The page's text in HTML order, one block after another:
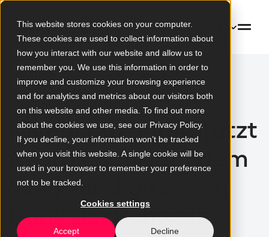
This website stores cookies on your computer.
These cookies are used to collect information about
how you interact with our website and allow us to
remember you. We use this information in order to
improve and customize your browsing experience
and for analytics and metrics about our visitors both
on this website and other media. To find out more
about the cookies we use, see our Privacy Policy.
If you decline, your information won’t be tracked
when you visit this website. A single cookie will be
used in your browser to remember your preference
not to be tracked.
Cookies settings
Accept Decline
Zur Success-Story-Übersicht
Mimacom unterstützt
Migros Bank auf dem
Weg zur digitalsten
Bank der Schweiz